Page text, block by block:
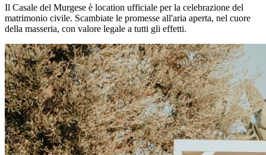
Il Casale del Murgese è location ufficiale per la celebrazione del
matrimonio civile. Scambiate le promesse all'aria aperta, nel cuore
della masseria, con valore legale a tutti gli effetti.